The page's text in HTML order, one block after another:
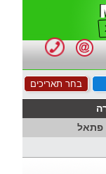
בחר תאריכים
פתאל